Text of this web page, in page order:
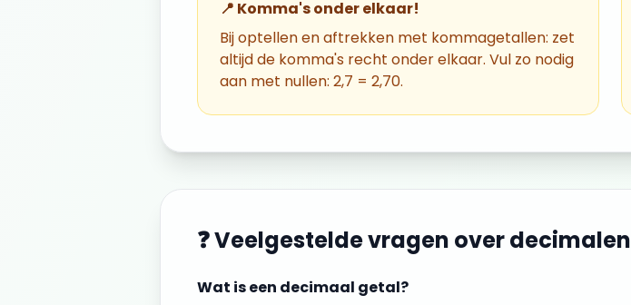
📍 Komma's onder elkaar!
Bij optellen en aftrekken met kommagetallen: zet
altijd de komma's recht onder elkaar. Vul zo nodig
aan met nullen: 2,7 = 2,70.
❓ Veelgestelde vragen overdecimalen
Wat is een decimaal getal?